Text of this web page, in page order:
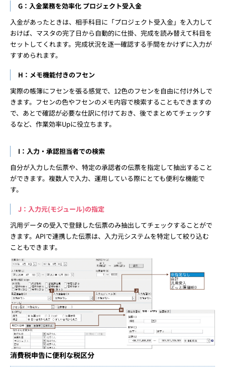
G：入金業務を効率化 プロジェクト受入金
入金があったときは、相手科目に「プロジェクト受入金」を入力して
おけば、マスタの完了日から自動的に仕掛、完成を読み替えて科目を
セットしてくれます。完成状況を逐一確認する手間をかけずに入力が
すすめられます。
H：メモ機能付きのフセン
実際の帳簿にフセンを張る感覚で、12色のフセンを自由に付け外しで
きます。フセンの色やフセンのメモ内容で検索することもできますの
で、あとで確認が必要な仕訳に付けておき、後でまとめてチェックす
るなど、作業効率Upに役立ちます。
I：入力・承認担当者での検索
自分が入力した伝票や、特定の承認者の伝票を指定して抽出すること
ができます。複数人で入力、運用している際にとても便利な機能で
す。
J：入力元(モジュール)の指定
汎用データの受入で登録した伝票のみ抽出してチェックすることがで
きます。APIで連携した伝票は、入力元システムを特定して絞り込む
こともできます。
消費税申告に便利な税区分